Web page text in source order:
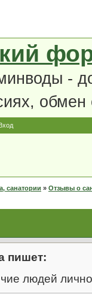
-
санатории » Отзывы о
пишет:
людей